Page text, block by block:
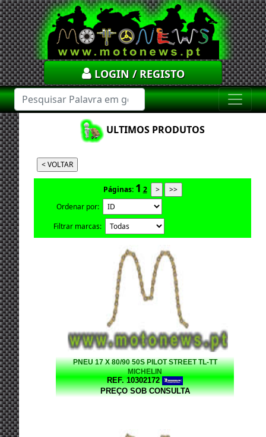
LOGIN / REGISTO
ULTIMOS PRODUTOS
Páginas: 1 2
Ordenar por:
Filtrar marcas:
PNEU 17 X 80/90 50S PILOT STREET TL-TT
MICHELIN
REF. 10302172
PREÇO SOB CONSULTA